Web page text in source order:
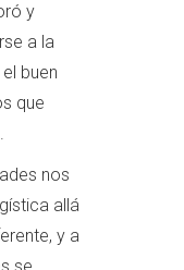
y
a la
buen
que
nos
allá
y a